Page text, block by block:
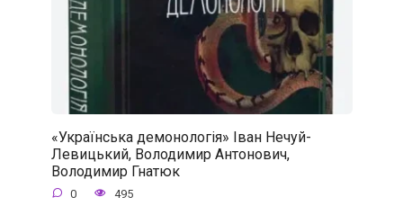
«Українська демонологія» Іван Нечуй-
Левицький, Володимир Антонович,
Володимир Гнатюк
0 495